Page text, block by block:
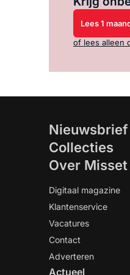
Lees 1
of lees alleen
Nieuwsbrief
Collecties
Over
Digitaal magazine
Klantenservice
Vacatures
Contact
Adverteren
Actueel